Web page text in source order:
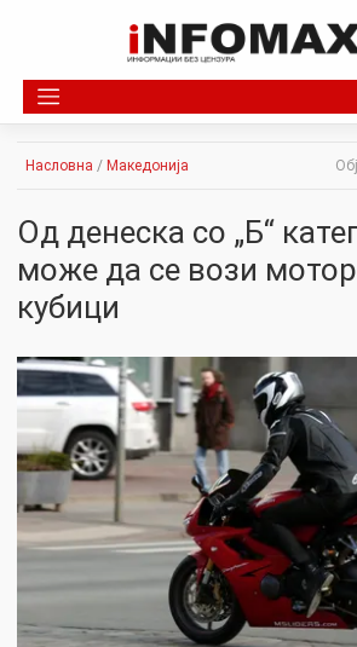
Насловна / Македонија
Од денеска со „Б“
може да се вози
кубици